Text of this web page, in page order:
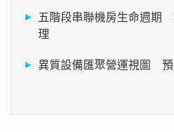
五階段串聯機房生命週期
理
異質設備匯聚營運視圖